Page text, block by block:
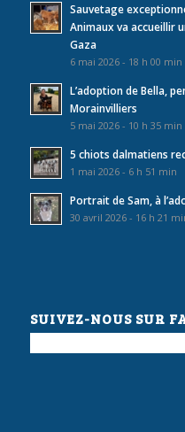
Sauvetage
Animaux va accueillir
Gaza
6 mai 2026 - 18 h 00 min
L’adoption de Bella,
Morainvilliers
5 mai 2026 - 10 h 35 min
5 chiots dalmatiens
1 mai 2026 - 6 h 51 min
Portrait de Sam, à
30 avril 2026 - 16 h 21
SUIVEZ-NOUS SUR